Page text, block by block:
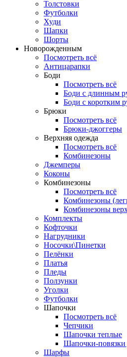
Толстовки
Футболки
Худи
Шапки
Шорты
Новорожденным
Посмотреть всё
Антицарапки
Боди
Посмотреть всё
Боди с длинным
Боди с коротким
Брюки
Посмотреть всё
Брюки-джоггеры
Верхняя одежда
Посмотреть всё
Комбинезоны
Джемперы
Коконы
Комбинезоны
Посмотреть всё
Комбинезоны
Комбинезоны
Комплекты
Кофточки
Нагрудники
Носочки\Пинетки
Пелёнки
Платья
Пледы
Ползунки
Уголки
Футболки
Шапочки
Посмотреть всё
Чепчики
Шапочки теплые
Шапочки-
Шарфы